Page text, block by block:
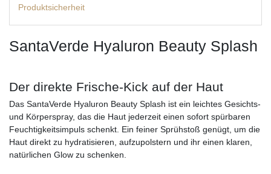
Produktsicherheit
SantaVerde Hyaluron Beauty Splash
Der direkte Frische-Kick auf der Haut
Das SantaVerde Hyaluron Beauty Splash ist ein leichtes Gesichts-
und Körperspray, das die Haut jederzeit einen sofort spürbaren
Feuchtigkeitsimpuls schenkt. Ein feiner Sprühstoß genügt, um die
Haut direkt zu hydratisieren, aufzupolstern und ihr einen klaren,
natürlichen Glow zu schenken.